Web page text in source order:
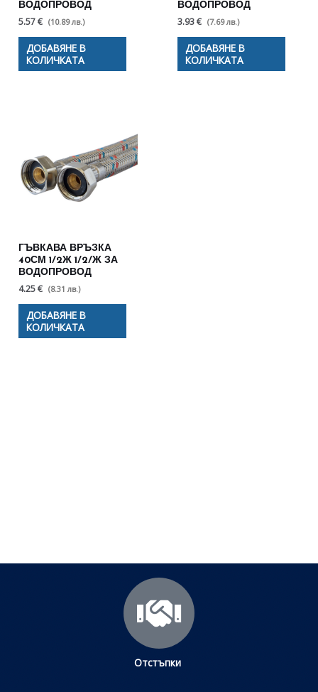
ВОДОПРОВОД
5.57 € (10.89 лв.)
ДОБАВЯНЕ В
КОЛИЧКАТА
ВОДОПРОВОД
3.93 € (7.69 лв.)
ДОБАВЯНЕ В
КОЛИЧКАТА
ГЪВКАВА ВРЪЗКА
40СМ 1/2Ж 1/2/Ж ЗА
ВОДОПРОВОД
4.25 € (8.31 лв.)
ДОБАВЯНЕ В
КОЛИЧКАТА
Отстъпки